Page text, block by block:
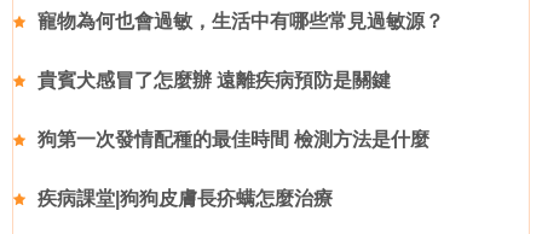
寵物為何也會過敏，生活中有哪些常見過敏源？
貴賓犬感冒了怎麼辦 遠離疾病預防是關鍵
狗第一次發情配種的最佳時間 檢測方法是什麼
疾病課堂|狗狗皮膚長疥螨怎麼治療